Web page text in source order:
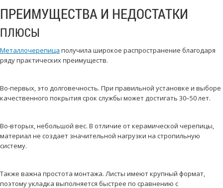
ПРЕИМУЩЕСТВА И НЕДОСТАТКИ
ПЛЮСЫ
Металлочерепица получила широкое распространение благодаря
ряду практических преимуществ.
Во-первых, это долговечность. При правильной установке и выборе
качественного покрытия срок службы может достигать 30–50 лет.
Во-вторых, небольшой вес. В отличие от керамической черепицы,
материал не создает значительной нагрузки на стропильную
систему.
Также важна простота монтажа. Листы имеют крупный формат,
поэтому укладка выполняется быстрее по сравнению с